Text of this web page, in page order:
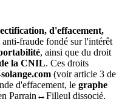
d'effacement,
fraude fondé sur l'intérêt
, ainsi que du droit
la CNIL. Ces droits
(voir article 3 de
d'effacement, le graphe
Parrain↔Filleul dissocié,